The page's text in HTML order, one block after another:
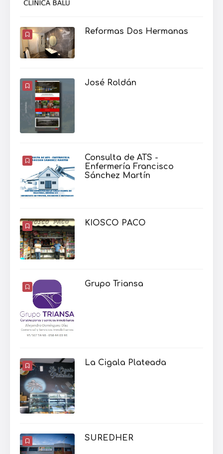
Reformas Dos Hermanas
José Roldán
Consulta de ATS -
Enfermería Francisco
Sánchez Martín
KIOSCO PACO
Grupo Triansa
La Cigala Plateada
SUREDHER